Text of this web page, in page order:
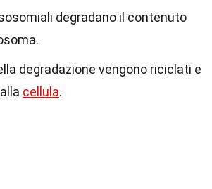
degradano il contenuto
degradazione vengono riciclati e
cellula.